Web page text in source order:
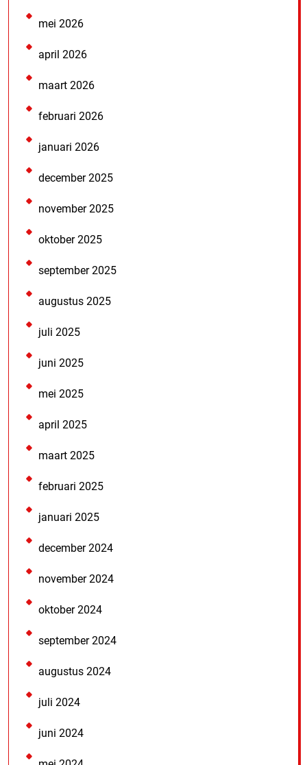
mei 2026
april 2026
maart 2026
februari 2026
januari 2026
december 2025
november 2025
oktober 2025
september 2025
augustus 2025
juli 2025
juni 2025
mei 2025
april 2025
maart 2025
februari 2025
januari 2025
december 2024
november 2024
oktober 2024
september 2024
augustus 2024
juli 2024
juni 2024